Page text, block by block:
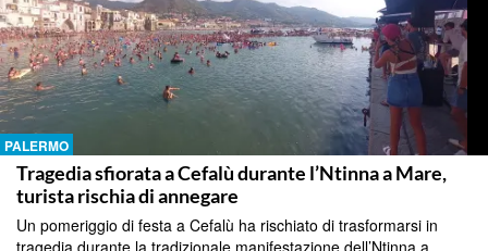
PALERMO
Tragedia sfiorata a Cefalù durante l’Ntinna a Mare,
turista rischia di annegare
Un pomeriggio di festa a Cefalù ha rischiato di trasformarsi in
tragedia durante la tradizionale manifestazione dell’Ntinna a